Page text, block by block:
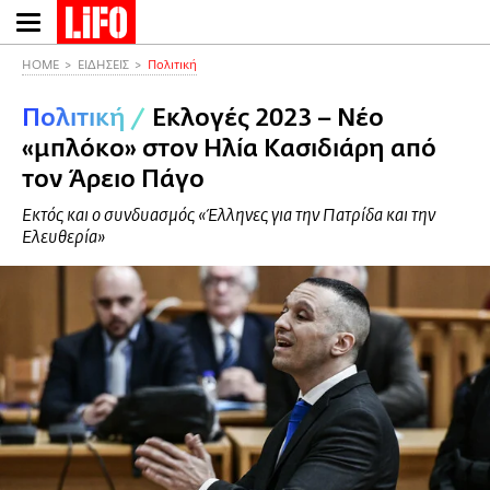
Παράκαμψη
προς
περιεχόμενο
HOME ΕΙΔΗΣΕΙΣ Πολιτική
Πολιτική / Εκλογές 2023 – Νέο
«μπλόκο» στον Ηλία Κασιδιάρη από
τον Άρειο Πάγο
Εκτός και ο συνδυασμός «Έλληνες για την Πατρίδα και την
Ελευθερία»